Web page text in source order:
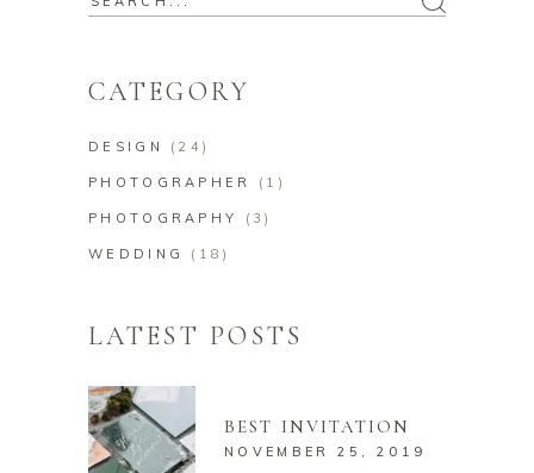
CATEGORY
DESIGN (24)
PHOTOGRAPHER (1)
PHOTOGRAPHY (3)
WEDDING (18)
LATEST POSTS
BEST INVITATION
NOVEMBER 25, 2019